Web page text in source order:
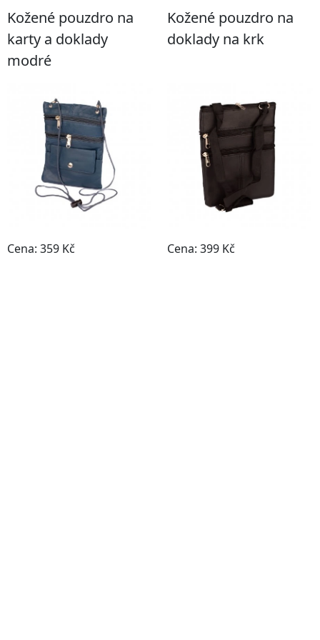
Kožené pouzdro na
karty a doklady
modré
Cena: 359 Kč
Kožené pouzdro na
doklady na krk
Cena: 399 Kč